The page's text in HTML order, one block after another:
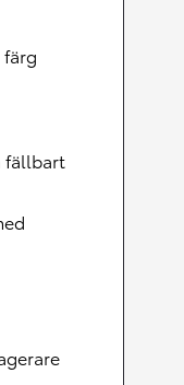
fällbart